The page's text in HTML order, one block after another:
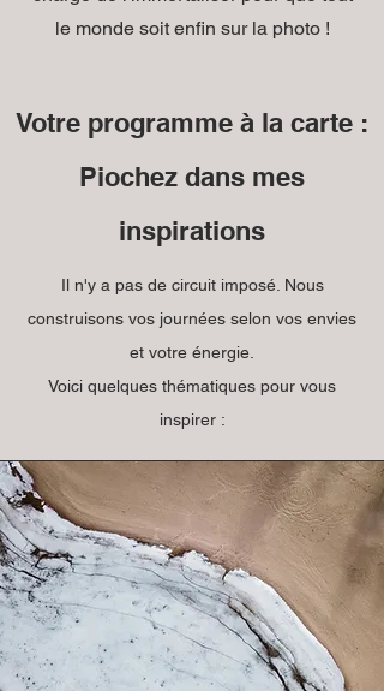
le monde soit enfin sur la photo !
Votre programme à la carte :
Piochez dans mes
inspirations
Il n'y a pas de circuit imposé. Nous
construisons vos journées selon vos envies
et votre énergie.
Voici quelques thématiques pour vous
inspirer :